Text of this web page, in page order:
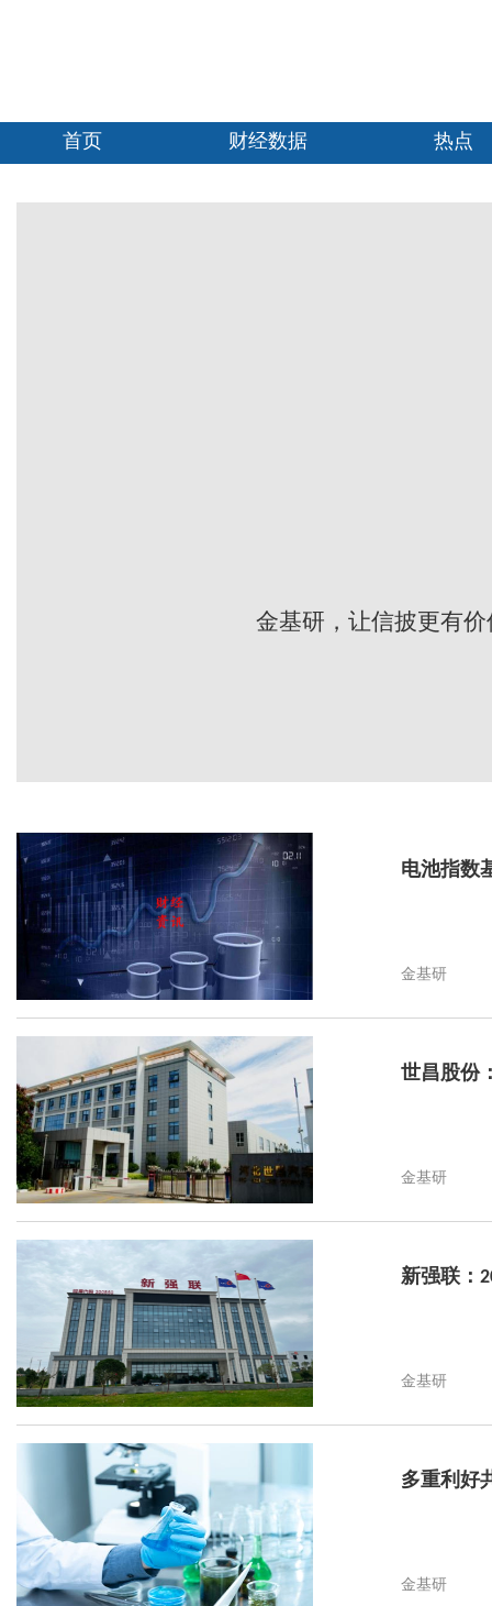
首页 财经数据 热点
金基研，让信披更有
电池指数
金基研
世昌股份
金基研
新强联：
金基研
多重利好
金基研